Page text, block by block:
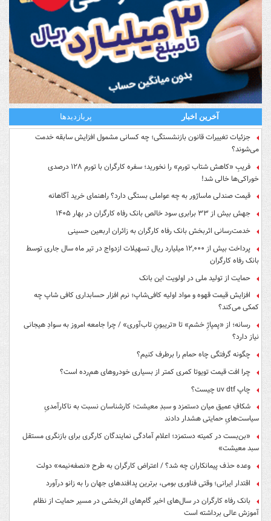
آخرین اخبار پربازدیدها
جزئیات تغییرات قانون بازنشستگی؛ چه کسانی مشمول افزایش سابقه خدمت
می‌شوند؟
فریبِ «کاهش شتاب تورم» را نخورید؛ سفره کارگران با تورم ۱۲۸ درصدی
خوراکی‌ها خالی شد!
قیمت صندلی ماساژور به چه عواملی بستگی دارد؟ راهنمای خرید آگاهانه
جهش بیش از ۳۳ برابری سود خالص بانک رفاه کارگران در بهار ۱۴۰۵
خدمت‌رسانی اثربخش بانک رفاه کارگران به زائران اربعین حسینی
پرداخت بیش از ۱۲,۰۰۰ میلیارد ریال تسهیلات ازدواج در تیر ماه سال جاری توسط
بانک رفاه کارگران
حمایت از تولید ملی در اولویت این بانک
افزایش قیمت قهوه و مواد اولیه کافی‌شاپ؛ نرم افزار حسابداری کافی شاپ چه
کمکی می‌کند؟
رسانه؛ از «پمپاژِ خشم» تا «تریبونِ تاب‌آوری» / چرا جامعه امروز به سوادِ هیجانی
نیاز دارد؟
چگونه گرفتگی چاه حمام را برطرف کنیم؟
چرا افت قیمت تویوتا کمری کمتر از بسیاری خودروهای هم‌رده است؟
چاپ uv dtf چیست؟
شکافِ عمیق میان دستمزد و سبدِ معیشت؛ کارشناسان نسبت به ناکارآمدیِ
سیاست‌هایِ حمایتی هشدار دادند
«بن‌بست در کمیته دستمزد؛ اعلام آمادگی نمایندگان کارگری برای بازنگری مستقل
سبد معیشت»
وعده حذف پیمانکاران چه شد؟ / اعتراض کارگران به طرح «نصفه‌نیمه» دولت
اقتدار ایرانی؛ وقتی فناوری بومی، برترین پدافندهای جهان را به زانو درآورد
بانک رفاه کارگران در سال‌های اخیر گام‌های اثربخشی در مسیر حمایت از نظام
آموزش عالی برداشته است